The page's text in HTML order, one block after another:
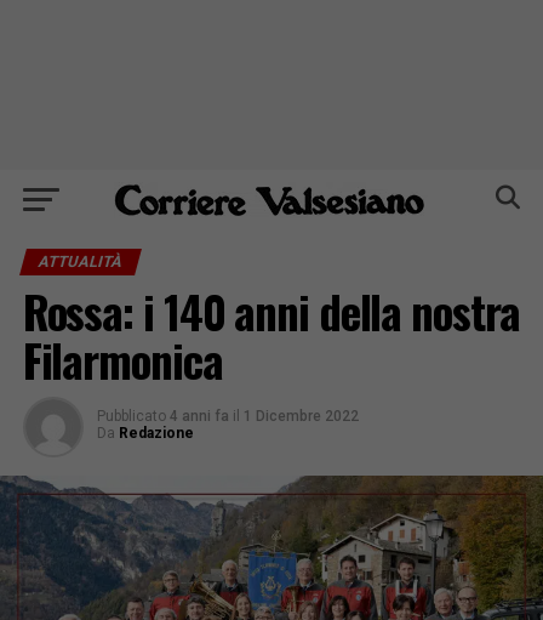
ATTUALITÀ
Rossa: i 140 anni della nostra
Filarmonica
Pubblicato 4 anni fa il 1 Dicembre 2022
Da Redazione